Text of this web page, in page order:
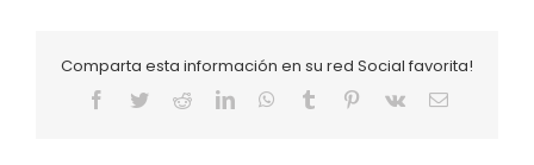
Comparta esta información en su red Social favorita!
Facebook
X RedditLinkedInWhatsApp
Tumblr Pinterest
Vk Email